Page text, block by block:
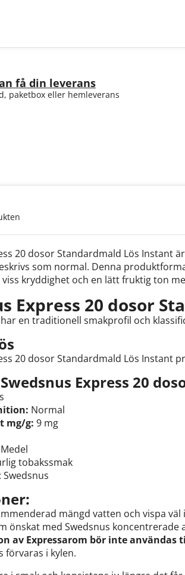
få din leverans
paketbox eller hemleverans
20 dosor Standardmald Lös Instant
som normal. Denna
kryddighet och en lätt fruktig ton
Express 20 dosor
en traditionell smakprofil och
20 dosor Standardmald Lös
Express 20
Normal
mg/g: 9 mg
tobakssmak
: Swedsnus
mängd vatten och vispa väl
önskat med Swedsnus koncentrerade
av Expressarom bör inte
förvaras i kylen.